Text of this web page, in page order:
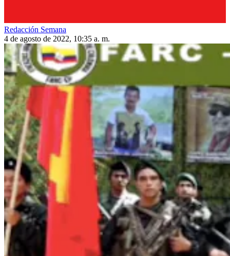
Redacción Semana
4 de agosto de 2022, 10:35 a. m.